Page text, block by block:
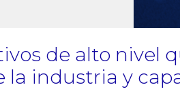
de alto nivel
industria y